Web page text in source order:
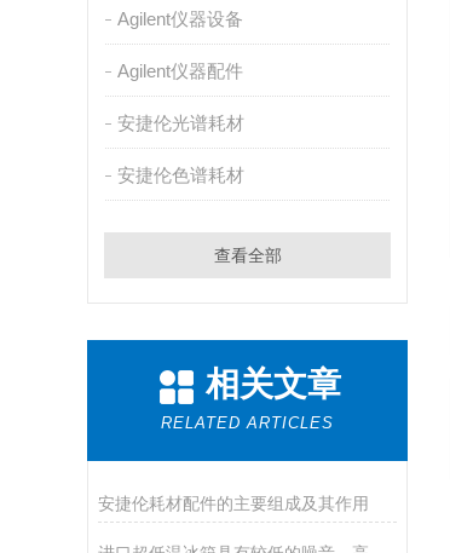
Agilent仪器设备
Agilent仪器配件
安捷伦光谱耗材
安捷伦色谱耗材
查看全部
相关文章
RELATED ARTICLES
安捷伦耗材配件的主要组成及其作用